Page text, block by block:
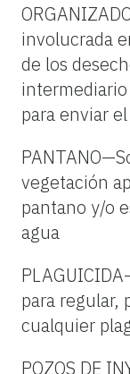
involucrada
de los
para enviar
vegetación
pantano y/o
agua
para regular,
cualquier
POZOS DE